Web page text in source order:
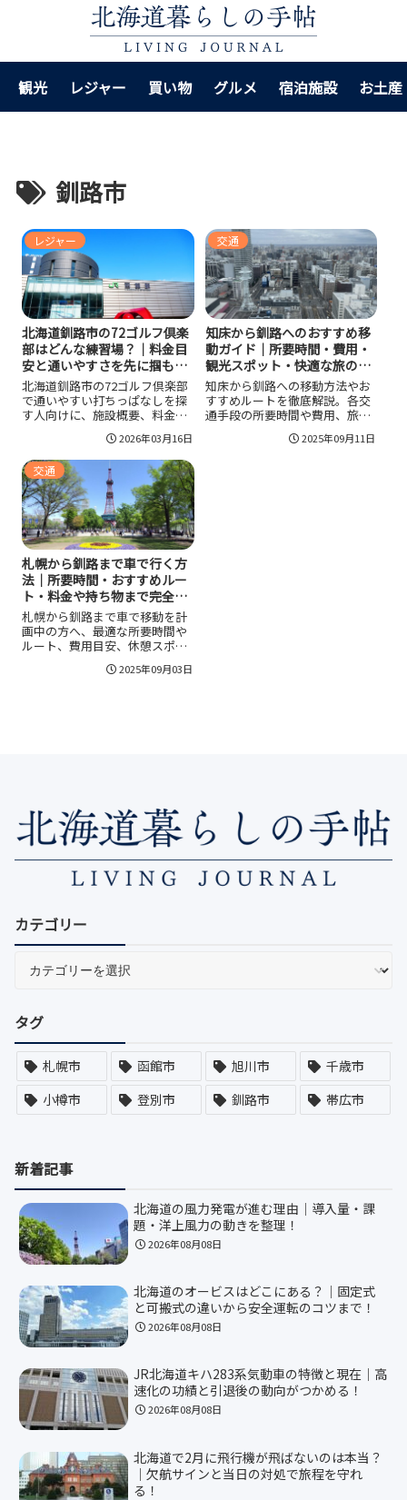
観光 レジャー 買い物 グルメ 宿泊施設 お土産
釧路市
レジャー
北海道釧路市の72ゴルフ倶楽
部はどんな練習場？｜料金目
安と通いやすさを先に掴も
う！
北海道釧路市の72ゴルフ倶楽部
で通いやすい打ちっぱなしを探
す人向けに、施設概要、料金目
安、打ち放題と会員制度の選び
方、初心者の練習手順、レッス
ンやショップ活用、冬場の注意
点まで整理。武佐エリアのアク
セス感も押さえて、迷わず練習
を始められます。
2026年03月16日
交通
知床から釧路へのおすすめ移
動ガイド｜所要時間・費用・
観光スポット・快適な旅のコ
ツを徹底解説
知床から釧路への移動方法やお
すすめルートを徹底解説。各交
通手段の所要時間や費用、旅の
計画ポイント、防寒対策や快適
な持ち物も紹介します。人気観
2025年09月11日
交通
札幌から釧路まで車で行く方
法｜所要時間・おすすめルー
ト・料金や持ち物まで完全ガ
イド
札幌から釧路まで車で移動を計
画中の方へ、最適な所要時間や
ルート、費用目安、休憩スポッ
ト、季節ごとの注意点、積雪時
の安全運転ポイントまで詳しく
2025年09月03日
カテゴリー
タグ
札幌市 函館市 旭川市
千歳市
小樽市
登別市 釧路市 帯広市
新着記事
北海道の風力発電が進む理由｜導入量・課
題・洋上風力の動きを整理！
2026年08月08日
北海道のオービスはどこにある？｜固定式
と可搬式の違いから安全運転のコツまで！
2026年08月08日
JR北海道キハ283系気動車の特徴と現在｜高
速化の功績と引退後の動向がつかめる！
2026年08月08日
北海道で2月に飛行機が飛ばないのは本当？
｜欠航サインと当日の対処で旅程を守れ
る！